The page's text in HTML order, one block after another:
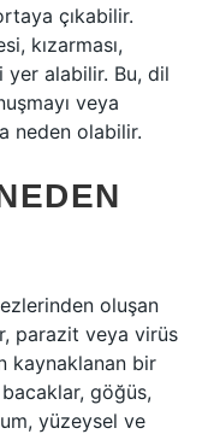
çıkabilir.
kızarması,
alabilir. Bu, dil
veya
neden olabilir.
oluşan
parazit veya virüs
kaynaklanan bir
göğüs,
yüzeysel ve